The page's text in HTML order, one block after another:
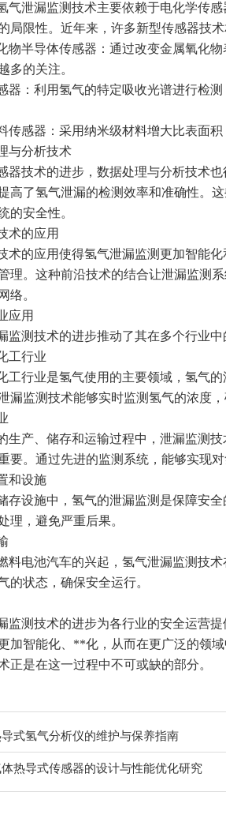
气泄漏监测技术主要依赖于电化学传
局限性。近年来，许多新型传感器技术
物半导体传感器：通过改变金属氧化
多的关注。
器：利用氢气的特定吸收光谱进行检
传感器：采用纳米级材料增大比表面
与分析技术
器技术的进步，数据处理与分析技术
高了氢气泄漏的检测效率和准确性。
的安全性。
术的应用
术的应用使得氢气泄漏监测更加智能
理。这种前沿技术的结合让泄漏监测
络。
应用
监测技术的进步推动了其在多个行业中
工行业
工行业是氢气使用的主要领域，氢气
漏监测技术能够实时监测氢气的浓度，
生产、储存和运输过程中，泄漏监测
要。通过先进的监测系统，能够实现
和设施
存设施中，氢气的泄漏监测是保障安
理，避免严重后果。
料电池汽车的兴起，氢气泄漏监测技
的状态，确保安全运行。
监测技术的进步为各行业的安全运营
加智能化、**化，从而在更广泛的领
正是在这一过程中不可或缺的部分。
式氢气分析仪的维护与保养指南
热导式传感器的设计与性能优化研究